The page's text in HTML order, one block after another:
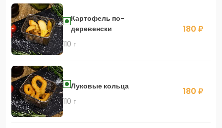
Картофель по-
деревенски
110 г
180 ₽
Луковые кольца
110 г
180 ₽